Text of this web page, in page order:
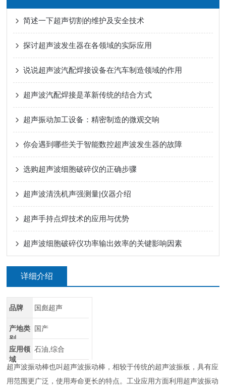
简述一下超声切割的维护及安全技术
探讨超声波发生器在各领域的实际应用
说说超声波汽配焊接设备在汽车制造领域的作用
超声波汽配焊接是革新传统的结合方式
超声振动加工设备：精密制造的微观交响
你会遇到哪些关于智能数控超声波发生器的故障
选购超声波细胞破碎仪的正确步骤
超声波清洗机声强测量|仪器介绍
超声手持点焊技术的应用与优势
超声波细胞破碎仪功率输出效率的关键影响因素
详细介绍
品牌 国彪超声
产地类
别
国产
应用领
域
石油,综合
超声波振动棒也叫超声波振动棒，相较于传统的超声波振板，具有应
用范围更广泛，使用寿命更长的特点。工业应用方面利用超声波振动